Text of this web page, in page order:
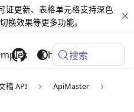
证更新、表格单元格支持深色
换效果等更多功能。
Changelog
搜索
稿 API
ApiMaster